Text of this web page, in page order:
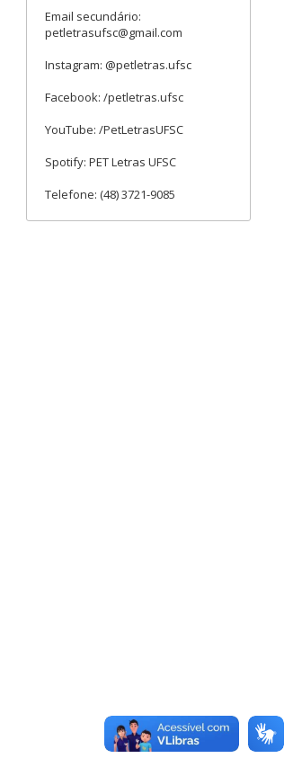
Email secundário:
petletrasufsc@gmail.com
Instagram: @petletras.ufsc
Facebook: /petletras.ufsc
YouTube: /PetLetrasUFSC
Spotify: PET Letras UFSC
Telefone: (48) 3721-9085